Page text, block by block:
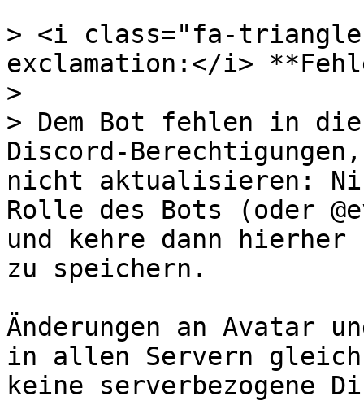
> <i class="fa-
exclamation:</i>
>
> Dem Bot fehlen in
Discord-
nicht aktualisieren:
Rolle des Bots (oder
und kehre dann hierher
zu speichern.
Änderungen an Avatar
in allen Servern
keine serverbezogene